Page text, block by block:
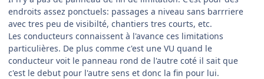
endroits assez ponctuels: passages a niveau sans barrriere
avec tres peu de visibilté, chantiers tres courts, etc.
Les conducteurs connaissent à l'avance ces limitations
particulières. De plus comme c'est une VU quand le
conducteur voit le panneau rond de l'autre coté il sait que
c'est le debut pour l'autre sens et donc la fin pour lui.